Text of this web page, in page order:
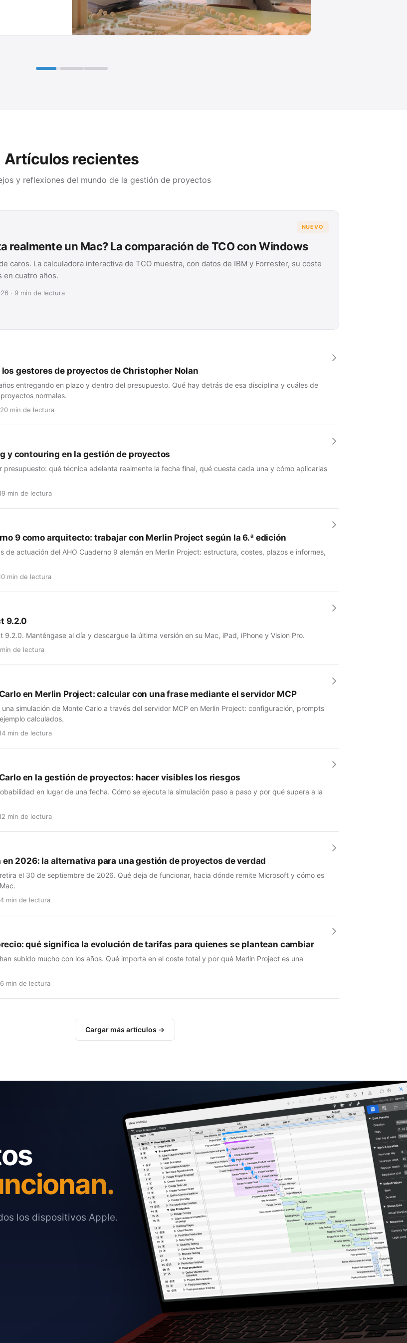
Artículos recientes
y reflexiones del mundo de la gestión de proyectos
NUEVO
realmente un Mac? La comparación de TCO con Windows
caros. La calculadora interactiva de TCO muestra, con datos de IBM y Forrester, su coste
en cuatro años.
· 9 min de lectura
gestores de proyectos de Christopher Nolan
entregando en plazo y dentro del presupuesto. Qué hay detrás de esa disciplina y cuáles de
normales.
min de lectura
y contouring en la gestión de proyectos
presupuesto: qué técnica adelanta realmente la fecha final, qué cuesta cada una y cómo aplicarlas
min de lectura
9 como arquitecto: trabajar con Merlin Project según la 6.ª edición
de actuación del AHO Cuaderno 9 alemán en Merlin Project: estructura, costes, plazos e informes,
min de lectura
9.2.0
9.2.0. Manténgase al día y descargue la última versión en su Mac, iPad, iPhone y Vision Pro.
min de lectura
en Merlin Project: calcular con una frase mediante el servidor MCP
simulación de Monte Carlo a través del servidor MCP en Merlin Project: configuración, prompts
calculados.
min de lectura
en la gestión de proyectos: hacer visibles los riesgos
en lugar de una fecha. Cómo se ejecuta la simulación paso a paso y por qué supera a la
min de lectura
2026: la alternativa para una gestión de proyectos de verdad
el 30 de septiembre de 2026. Qué deja de funcionar, hacia dónde remite Microsoft y cómo es
min de lectura
qué significa la evolución de tarifas para quienes se plantean cambiar
subido mucho con los años. Qué importa en el coste total y por qué Merlin Project es una
min de lectura
Cargar más artículos →
los dispositivos Apple.